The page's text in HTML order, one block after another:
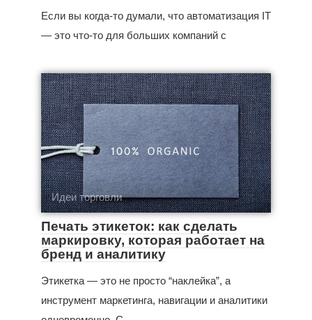
Если вы когда‑то думали, что автоматизация IT
— это что‑то для больших компаний с
Идеи торговли
Печать этикеток: как сделать
маркировку, которая работает на
бренд и аналитику
Этикетка — это не просто “наклейка”, а
инструмент маркетинга, навигации и аналитики